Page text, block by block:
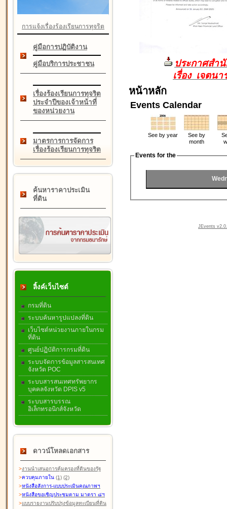
การแจ้งเรื่องร้องเรียนการทุจริต
คู่มือการปฏิบัติงาน
คู่มือบริการประชาชน
เรื่องร้องเรียนการทุจริต
ประจำปีของเจ้าหน้าที่
ของหน่วยงาน
มาตรการการจัดการ
เรื่องร้องเรียนการทุจริต
ค้นหาราคาประเมิน
ที่ดิน
ลิ้งค์เว็บไซต์
กรมที่ดิน
ระบบค้นหารูปแปลงที่ดิน
เว็บไซต์หน่วยงานภายในกรม
ที่ดิน
ศูนย์ปฏิบัติการกรมที่ดิน
ระบบจัดการข้อมูลสารสนเทศ
จังหวัด POC
ระบบสารสนเทศทรัพยากร
บุคคลจังหวัด DPIS v5
ระบบสารบรรณ
อิเล็กทรอนิกส์จังหวัด
ดาวน์โหลดเอกสาร
>งานนำเสนอการคุ้มครองที่ดินของรัฐ
>ควบคุมภายใน (1) (2)
>หนังสือสังการ-แบบประเมินคุณภาพฯ
>หนังสือขอเชิญประชุมตาม มาตรา ๘ฯ
>แบบรายงานปรับปรุงข้อมูลทะเบียนที่ดิน
ประกาศสำ
เรื่อง เจตน
หน้าหลัก
Events Calendar
See by year
See by
month
Events for the
JEvents